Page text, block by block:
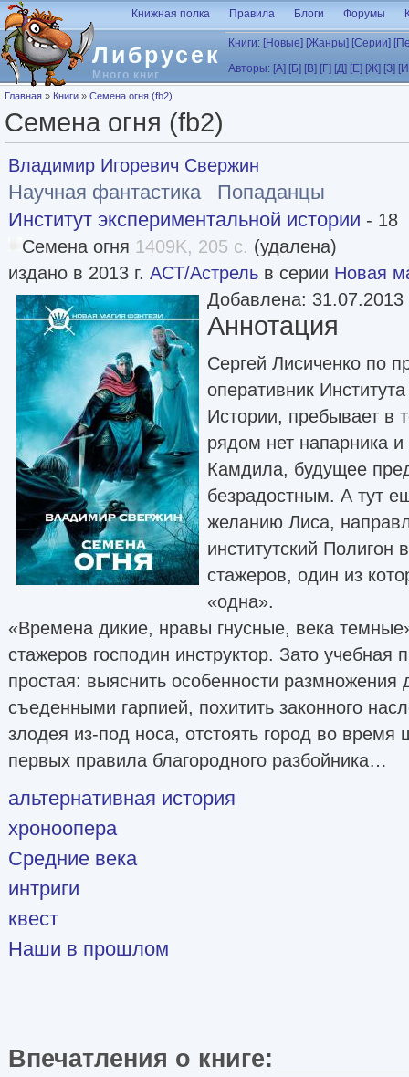
Перейти к основному содержанию
Либрусек
Много книг
Книжная полка Правила Блоги Форумы
Книги: [Новые] [Жанры] [Серии]
Авторы: [А] [Б] [В] [Г] [Д] [Е] [Ж] [З]
Вы здесь
Главная » Книги » Семена огня (fb2)
Семена огня (fb2)
Владимир Игоревич Свержин
Научная фантастика
Попаданцы
Институт экспериментальной истории - 18
Семена огня 1409K, 205 с. (удалена)
издано в 2013 г. АСТ/Астрель в серии Новая
Добавлена: 31.07.2013
Аннотация
Сергей Лисиченко по
оперативник
Истории, пребывает в
рядом нет напарника
Камдила, будущее
безрадостным. А тут
желанию Лиса,
институтский Полигон
стажеров, один из
«одна».
«Времена дикие, нравы гнусные, века
стажеров господин инструктор. Зато учебная
простая: выяснить особенности размножения
съеденными гарпией, похитить законного
злодея из-под носа, отстоять город во время
первых правила благородного разбойника…
альтернативная история
хроноопера
Средние века
интриги
квест
Наши в прошлом
Впечатления о книге: